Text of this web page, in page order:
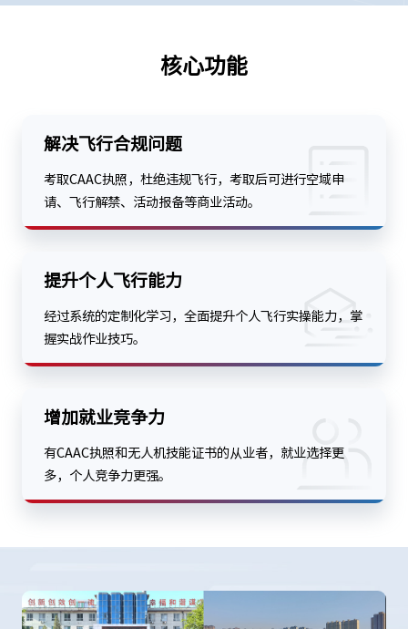
核心功能
解决飞行合规问题
考取CAAC执照，杜绝违规飞行，考取后可进行空域申
请、飞行解禁、活动报备等商业活动。
提升个人飞行能力
经过系统的定制化学习，全面提升个人飞行实操能力，掌
握实战作业技巧。
增加就业竞争力
有CAAC执照和无人机技能证书的从业者，就业选择更
多，个人竞争力更强。